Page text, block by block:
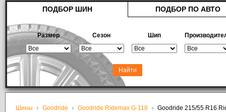
ПОДБОР ШИН ПОДБОР ПО АВТО
Размер Сезон Шип
Шины Goodride Goodride Ridemax G-118 Goodride 215/55 R16